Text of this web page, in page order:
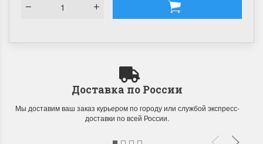
Доставка по России
Мы доставим ваш заказ курьером по городу или службой экспресс-
доставки по всей России.